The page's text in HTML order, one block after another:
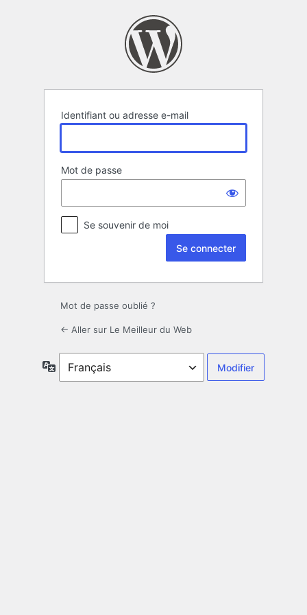
Identifiant ou adresse e-mail
Mot de passe
Se souvenir de moi
Mot de passe oublié ?
← Aller sur Le Meilleur du Web
Langue